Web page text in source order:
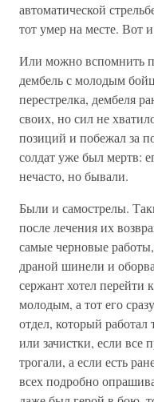
автоматической
тот умер на месте. Вот
Или можно вспомнить
дембель с молодым
перестрелка, дембеля
своих, но сил не
позиций и побежал за
солдат уже был мертв:
нечасто, но бывали.
Были и самострелы.
после лечения их
самые черновые
драной шинели и
сержант хотел перейти
молодым, а тот его
отдел, который
или зачистки, если все
трогали, а если есть
всех подробно